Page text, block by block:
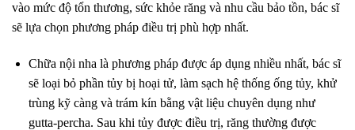
vào mức độ tổn thương, sức khỏe răng và nhu cầu bảo tồn, bác sĩ
sẽ lựa chọn phương pháp điều trị phù hợp nhất.
Chữa nội nha là phương pháp được áp dụng nhiều nhất, bác sĩ
sẽ loại bỏ phần tủy bị hoại tử, làm sạch hệ thống ống tủy, khử
trùng kỹ càng và trám kín bằng vật liệu chuyên dụng như
gutta-percha. Sau khi tủy được điều trị, răng thường được